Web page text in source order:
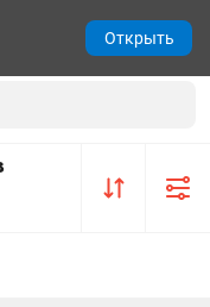
Открыть